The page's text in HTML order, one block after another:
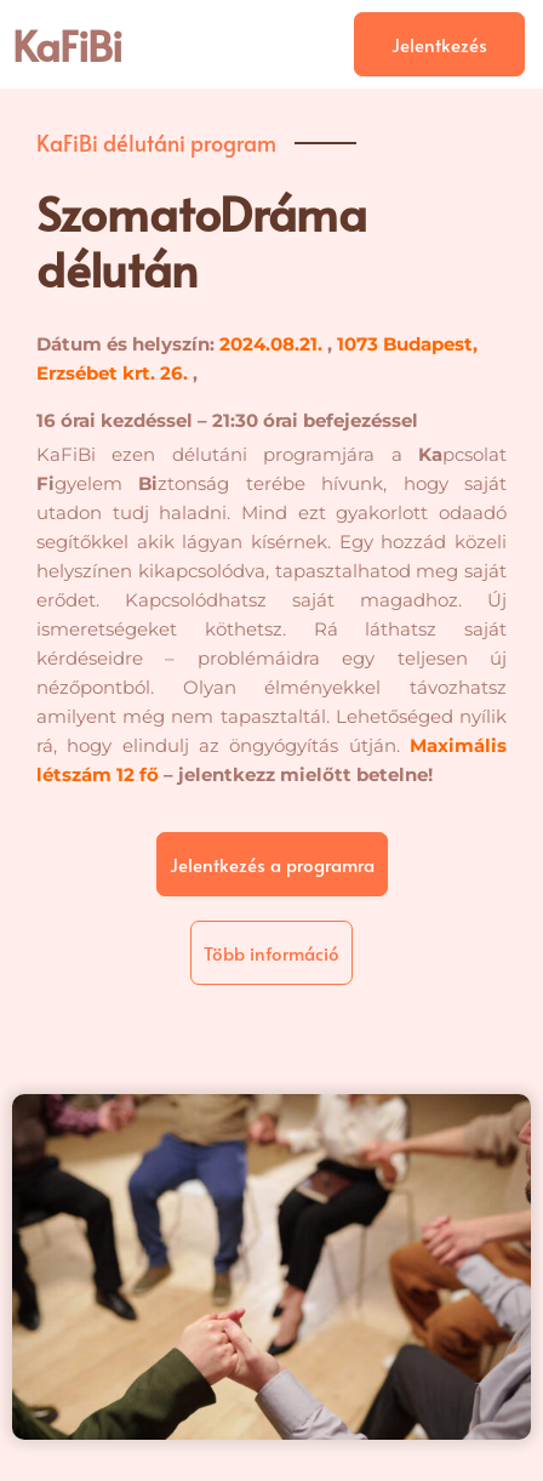
KaFiBi Jelentkezés
KaFiBi délutáni program
SzomatoDráma
délután
Dátum és helyszín: 2024.08.21. , 1073 Budapest,
Erzsébet krt. 26. ,
16 órai kezdéssel – 21:30 órai befejezéssel
KaFiBi ezen délutáni programjára a Kapcsolat
Figyelem Biztonság terébe hívunk, hogy saját
utadon tudj haladni. Mind ezt gyakorlott odaadó
segítőkkel akik lágyan kísérnek. Egy hozzád közeli
helyszínen kikapcsolódva, tapasztalhatod meg saját
erődet. Kapcsolódhatsz saját magadhoz. Új
ismeretségeket köthetsz. Rá láthatsz saját
kérdéseidre – problémáidra egy teljesen új
nézőpontból. Olyan élményekkel távozhatsz
amilyent még nem tapasztaltál. Lehetőséged nyílik
rá, hogy elindulj az öngyógyítás útján. Maximális
létszám 12 fő – jelentkezz mielőtt betelne!
Jelentkezés a programra
Több információ